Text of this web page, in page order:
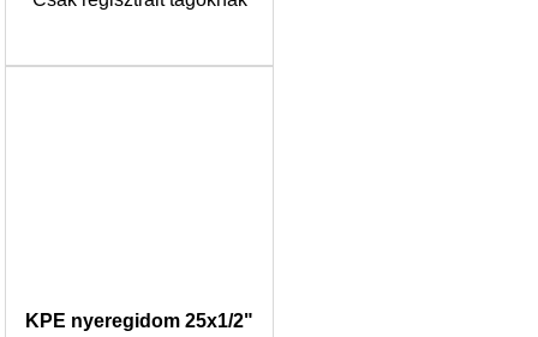
KPE nyeregidom 25x1/2"